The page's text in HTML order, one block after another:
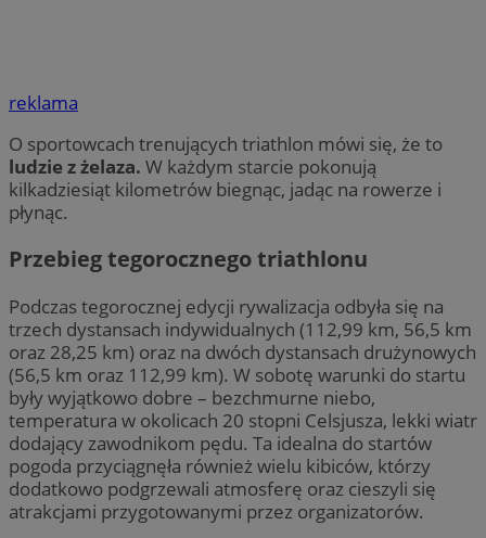
reklama
O sportowcach trenujących triathlon mówi się, że to
ludzie z żelaza. W każdym starcie pokonują
kilkadziesiąt kilometrów biegnąc, jadąc na rowerze i
płynąc.
Przebieg tegorocznego triathlonu
Podczas tegorocznej edycji rywalizacja odbyła się na
trzech dystansach indywidualnych (112,99 km, 56,5 km
oraz 28,25 km) oraz na dwóch dystansach drużynowych
(56,5 km oraz 112,99 km). W sobotę warunki do startu
były wyjątkowo dobre – bezchmurne niebo,
temperatura w okolicach 20 stopni Celsjusza, lekki wiatr
dodający zawodnikom pędu. Ta idealna do startów
pogoda przyciągnęła również wielu kibiców, którzy
dodatkowo podgrzewali atmosferę oraz cieszyli się
atrakcjami przygotowanymi przez organizatorów.